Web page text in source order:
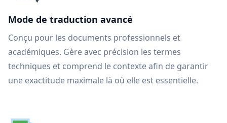
Mode de traduction avancé
Conçu pour les documents professionnels et
académiques. Gère avec précision les termes
techniques et comprend le contexte afin de garantir
une exactitude maximale là où elle est essentielle.